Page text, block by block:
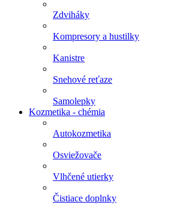
Zdviháky
Kompresory a hustilky
Kanistre
Snehové reťaze
Samolepky
Kozmetika - chémia
Autokozmetika
Osviežovače
Vlhčené utierky
Čistiace doplnky